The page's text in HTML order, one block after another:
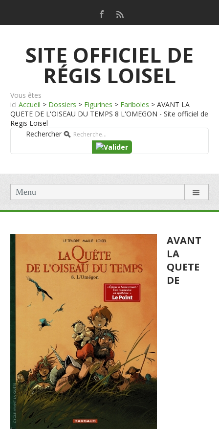
SITE OFFICIEL DE
RÉGIS LOISEL
Vous êtes
ici Accueil > Dossiers > Figurines > Fariboles > AVANT LA
QUETE DE L'OISEAU DU TEMPS 8 L'OMEGON - Site officiel de
Regis Loisel
Rechercher
Menu
AVANT
LA
QUETE
DE